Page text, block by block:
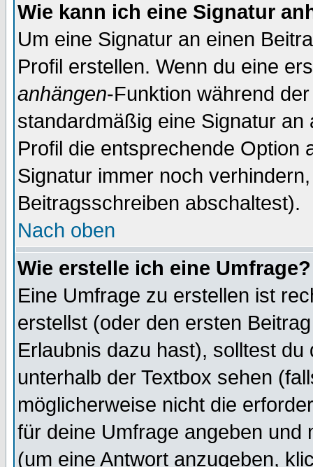
Wie kann ich eine Signatur
Um eine Signatur an einen
Profil erstellen. Wenn du eine
anhängen-Funktion während
standardmäßig eine Signatur
Profil die entsprechende Option
Signatur immer noch
Beitragsschreiben abschaltest).
Nach oben
Wie erstelle ich eine Umfrage?
Eine Umfrage zu erstellen ist
erstellst (oder den ersten
Erlaubnis dazu hast), solltest
unterhalb der Textbox sehen
möglicherweise nicht die
für deine Umfrage angeben und
(um eine Antwort anzugeben,